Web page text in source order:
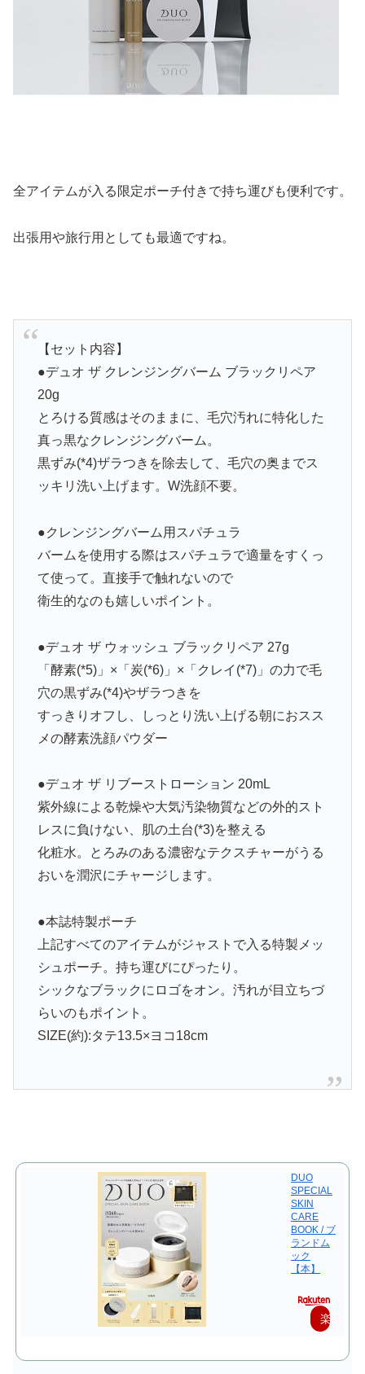
全アイテムが入る限定ポーチ付きで持ち運びも便利です。
出張用や旅行用としても最適ですね。
【セット内容】
●デュオ ザ クレンジングバーム ブラックリペア
20g
とろける質感はそのままに、毛穴汚れに特化した
真っ黒なクレンジングバーム。
黒ずみ(*4)ザラつきを除去して、毛穴の奥までス
ッキリ洗い上げます。W洗顔不要。
●クレンジングバーム用スパチュラ
バームを使用する際はスパチュラで適量をすくっ
て使って。直接手で触れないので
衛生的なのも嬉しいポイント。
●デュオ ザ ウォッシュ ブラックリペア 27g
「酵素(*5)」×「炭(*6)」×「クレイ(*7)」の力で毛
穴の黒ずみ(*4)やザラつきを
すっきりオフし、しっとり洗い上げる朝におスス
メの酵素洗顔パウダー
●デュオ ザ リブーストローション 20mL
紫外線による乾燥や大気汚染物質などの外的スト
レスに負けない、肌の土台(*3)を整える
化粧水。とろみのある濃密なテクスチャーがうる
おいを潤沢にチャージします。
●本誌特製ポーチ
上記すべてのアイテムがジャストで入る特製メッ
シュポーチ。持ち運びにぴったり。
シックなブラックにロゴをオン。汚れが目立ちづ
らいのもポイント。
SIZE(約):タテ13.5×ヨコ18cm
DUO
SPECIAL
SKIN
CARE
BOOK / ブ
ランドム
ック
【本】
楽